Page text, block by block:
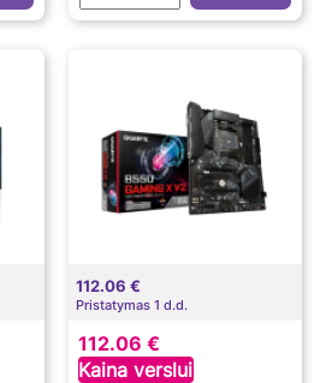
112.06 €
Pristatymas 1 d.d.
112.06 €
Kaina verslui